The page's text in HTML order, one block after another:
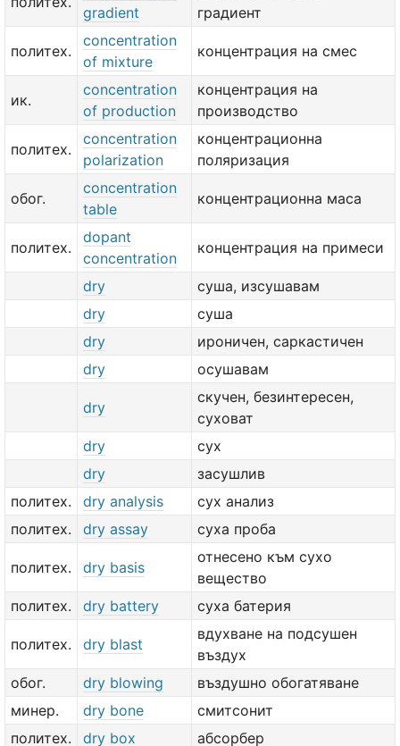
gradient
градиент
политех.
concentration
of mixture
концентрация на смес
ик.
concentration
of production
концентрация на
производство
политех.
concentration
polarization
концентрационна
поляризация
обог.
concentration
table
концентрационна маса
политех.
dopant
concentration
концентрация на примеси
dry
суша, изсушавам
dry
суша
dry
ироничен, саркастичен
dry
осушавам
dry
скучен, безинтересен,
суховат
dry
сух
dry
засушлив
политех.
dry analysis
сух анализ
политех.
dry assay суха проба
политех. dry basis
отнесено към сухо
вещество
политех.
dry battery суха батерия
политех. dry blast
вдухване на подсушен
въздух
обог.
dry blowing
въздушно обогатяване
минер.
dry bone
смитсонит
политех.
dry box абсорбер